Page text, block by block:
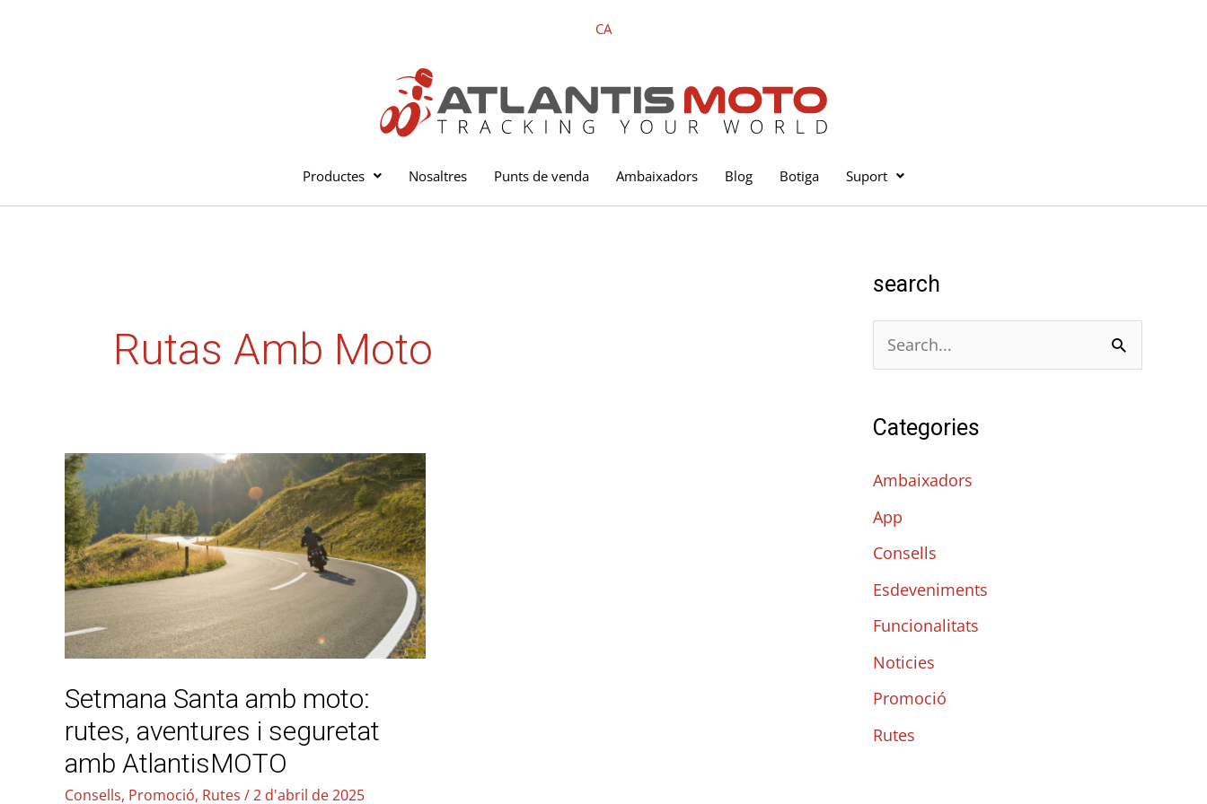
CA
Productes Nosaltres Punts de venda Ambaixadors Blog Botiga Suport
Rutas Amb Moto
Setmana Santa amb moto:
rutes, aventures i seguretat
amb AtlantisMOTO
Consells, Promoció, Rutes /2 d'abril de 2025
Setmana
Santa
amb
moto:
rutes,
aventures
seguretat
AtlantisMOTO
search
r
a
:
Categories
Ambaixadors
App
Consells
Esdeveniments
Funcionalitats
Noticies
Promoció
Rutes